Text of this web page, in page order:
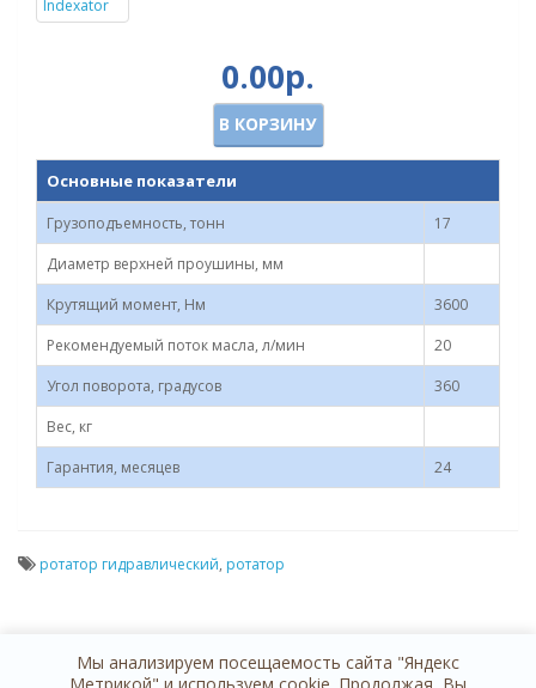
0.00р.
В КОРЗИНУ
Основные показатели
Грузоподъемность, тонн
17
Диаметр верхней проушины, мм
Крутящий момент, Нм
3600
Рекомендуемый поток масла, л/мин
20
Угол поворота, градусов
360
Вес, кг
Гарантия, месяцев
24
ротатор гидравлический, ротатор
Мы анализируем посещаемость сайта "Яндекс